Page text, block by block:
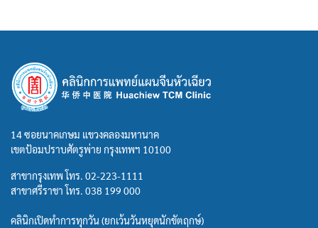
14 ซอยนาคเกษม แขวงคลองมหานาค
เขตป้อมปราบศัตรูพ่าย กรุงเทพฯ 10100
สาขากรุงเทพ โทร. 02-223-1111
สาขาศรีราชา โทร. 038 199 000
คลินิกเปิดทำการทุกวัน (ยกเว้นวันหยุดนักขัตฤกษ์)